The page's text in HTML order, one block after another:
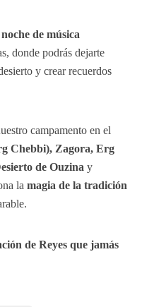
noche de música
donde podrás dejarte
y crear recuerdos
campamento en el
Chebbi), Zagora, Erg
de Ouzina y
la magia de la tradición
de Reyes que jamás